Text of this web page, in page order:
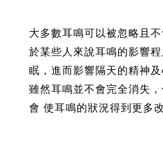
大多數耳鳴可以被忽略且
於某些人來說耳鳴的影響
眠，進而影響隔天的精神
雖然耳鳴並不會完全消失
會 使耳鳴的狀況得到更多改